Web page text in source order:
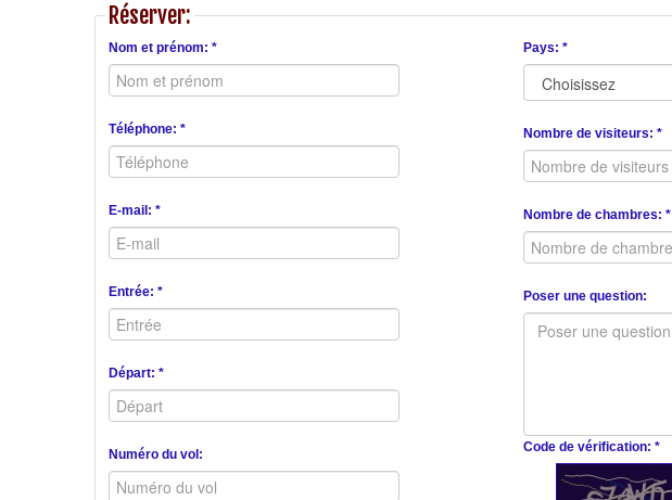
Réserver:
Nom et prénom: *
Téléphone: *
E-mail: *
Entrée: *
Départ: *
Numéro du vol:
Pays: *
Nombre de visiteurs: *
Nombre de chambres: *
Poser une question:
Code de vérification: *